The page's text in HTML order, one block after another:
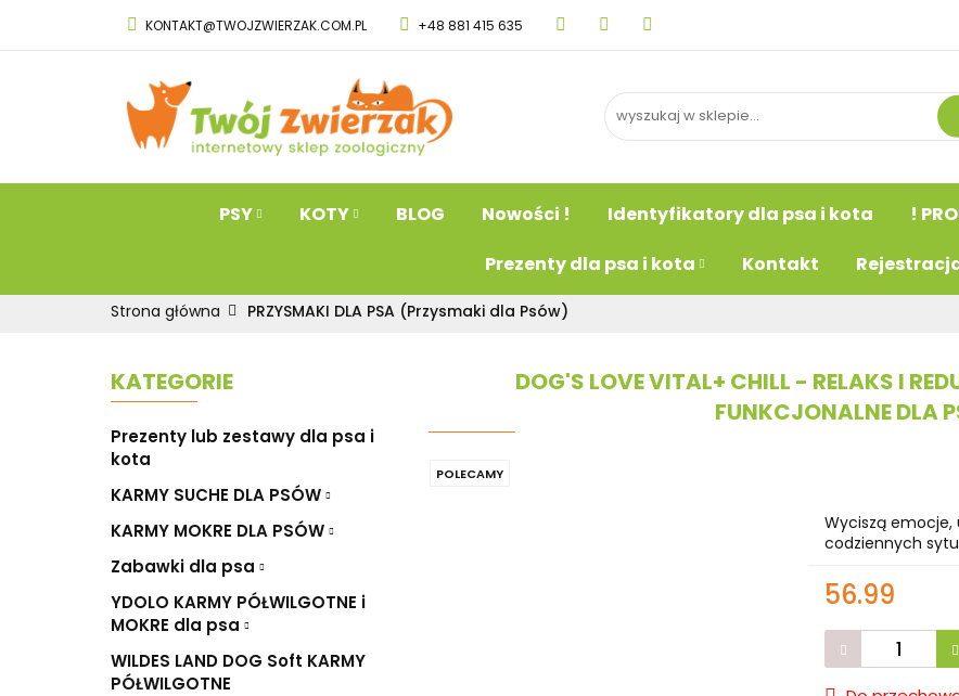
KONTAKT@TWOJZWIERZAK.COM.PL +48 881 415 635
PSY KOTY BLOG Nowości ! Identyfikatory dla psa i kota !
Prezenty dla psa i kota
Kontakt
PSY KOTY BLOG Nowości !
Przysmaki dla psa Prezenty dla psa i kota
Strona główna PRZYSMAKI DLA PSA (Przysmaki dla Psów)
KATEGORIE
Prezenty lub zestawy dla psa i
kota
KARMY SUCHE DLA PSÓW
KARMY MOKRE DLA PSÓW
Zabawki dla psa
YDOLO KARMY PÓŁWILGOTNE i
MOKRE dla psa
WILDES LAND DOG Soft KARMY
PÓŁWILGOTNE
DOG'S LOVE VITAL+ CHILL - RELAKS I
FUNKCJONALNE DLA
POLECAMY
Wyciszą emocje,
codziennych
56.99